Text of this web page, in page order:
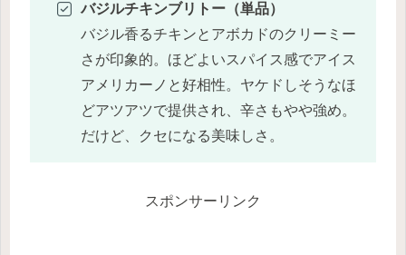
バジルチキンブリトー（単品）
バジル香るチキンとアボカドのクリーミー
さが印象的。ほどよいスパイス感でアイス
アメリカーノと好相性。ヤケドしそうなほ
どアツアツで提供され、辛さもやや強め。
だけど、クセになる美味しさ。
スポンサーリンク